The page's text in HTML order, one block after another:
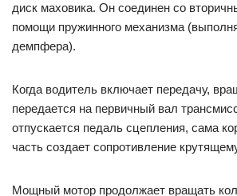
диск маховика. Он соединен со
помощи пружинного механизма
демпфера).
Когда водитель включает передачу,
передается на первичный вал
отпускается педаль сцепления, сама
часть создает сопротивление
Мощный мотор продолжает вращать